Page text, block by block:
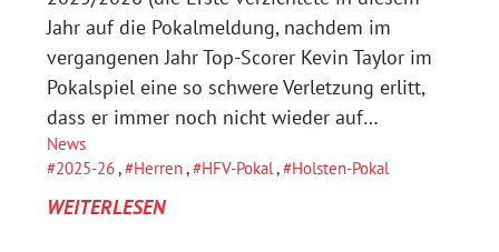
Jahr auf die Pokalmeldung, nachdem im
vergangenen Jahr Top-Scorer Kevin Taylor im
Pokalspiel eine so schwere Verletzung erlitt,
dass er immer noch nicht wieder auf…
News
2025-26, Herren, HFV-Pokal, Holsten-Pokal
WEITERLESEN: